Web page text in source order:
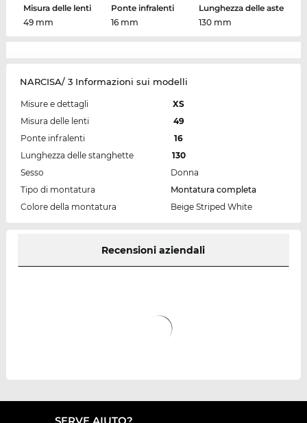
Misura delle lenti
49 mm
Ponte infralenti
16 mm
Lunghezza delle aste
130 mm
NARCISA/ 3 Informazioni sui modelli
Misure e dettagli
XS
Misura delle lenti
49
Ponte infralenti
16
Lunghezza delle stanghette
130
Sesso
Donna
Tipo di montatura
Montatura completa
Colore della montatura
Beige Striped White
Recensioni aziendali